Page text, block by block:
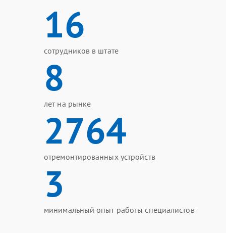
16
сотрудников в штате
8
лет на рынке
2764
отремонтированных устройств
3
минимальный опыт работы специалистов